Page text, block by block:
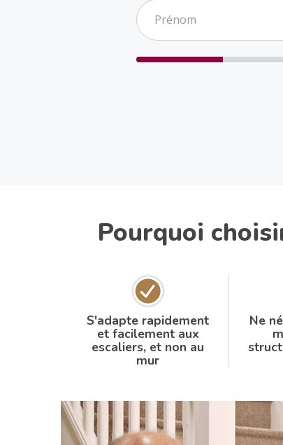
Pourquoi
S'adapte rapidement
et facilement aux
escaliers, et non au
mur
Ne